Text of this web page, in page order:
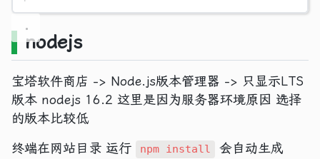
nodejs
宝塔软件商店 -> Node.js版本管理器 -> 只显示LTS
版本 nodejs 16.2 这里是因为服务器环境原因 选择
的版本比较低
终端在网站目录 运行
npm install 会自动生成